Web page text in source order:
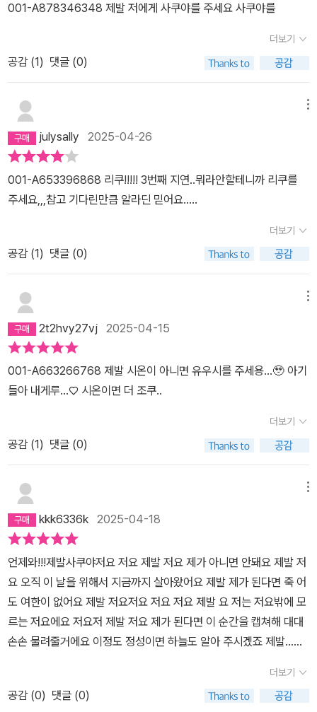
001-A878346348 제발 저에게 사쿠야를 주세요 사쿠야를
더보기
공감 (1) 댓글 (0)
julysally 2025-04-26
001-A653396868 리쿠!!!!! 3번째 지연..뭐라안할테니까 리쿠를
주세요,,,참고 기다린만큼 알라딘 믿어요…..
더보기
공감 (1) 댓글 (0)
2t2hvy27vj 2025-04-15
001-A663266768 제발 시온이 아니면 유우시를 주세용...🥹 아기
들아 내게루...♡ 시온이면 더 조쿠..
더보기
공감 (1) 댓글 (0)
kkk6336k 2025-04-18
언제와!!!제발사쿠야저요 저요 제발 저요 제가 아니면 안돼요 제발 저
요 오직 이 날을 위해서 지금까지 살아왔어요 제발 제가 된다면 죽 어
도 여한이 없어요 제발 저요저요 저요 저요 제발 요 저는 저요밖에 모
르는 저요에요 저요저 제발 저요 제가 된다면 이 순간을 캡쳐해 대대
손손 물려줄거에요 이정도 정성이면 하늘도 알아 주시겠죠 제발...저
파이어 물의 워터 신의 갓이 오직 제가 되기 위해 존재하는 이유이기
때 문이에요 그니까 저요 그래도 저요 하지만 저요 언제나 저 요저요
더보기
공감 (0) 댓글 (0)